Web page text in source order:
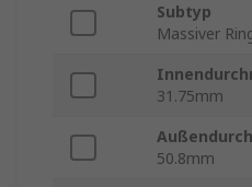
Subtyp
Massiver
31.75mm
50.8mm